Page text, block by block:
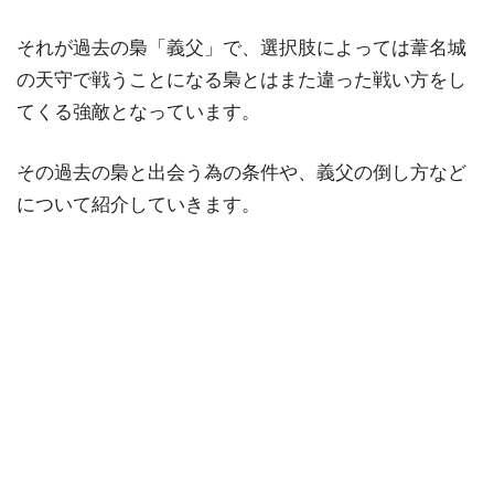
それが過去の梟「義父」で、選択肢によっては葦名城
の天守で戦うことになる梟とはまた違った戦い方をし
てくる強敵となっています。
その過去の梟と出会う為の条件や、義父の倒し方など
について紹介していきます。